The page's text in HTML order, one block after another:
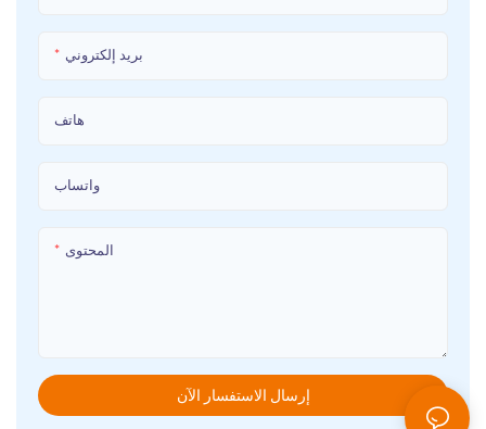
بريد إلكتروني
هاتف
واتساب
المحتوى
إرسال الاستفسار الآن